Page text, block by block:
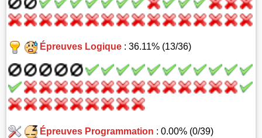
Épreuves Logique: 36.11% (13/36)
Épreuves Programmation : 0.00% (0/39)